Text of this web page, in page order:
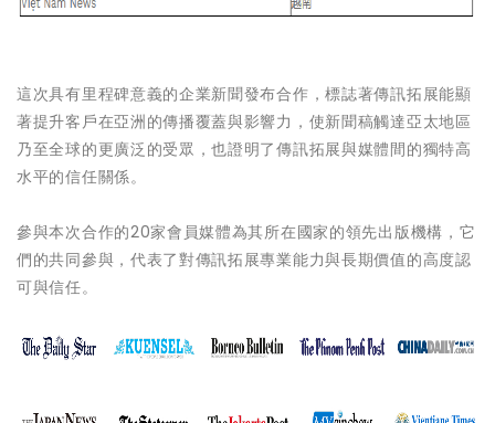
這次具有里程碑意義的企業新聞發布合作，標誌著傳訊拓展能顯
著提升客戶在亞洲的傳播覆蓋與影響力，使新聞稿觸達亞太地區
乃至全球的更廣泛的受眾，也證明了傳訊拓展與媒體間的獨特高
水平的信任關係。
參與本次合作的20家會員媒體為其所在國家的領先出版機構，它
們的共同參與，代表了對傳訊拓展專業能力與長期價值的高度認
可與信任。